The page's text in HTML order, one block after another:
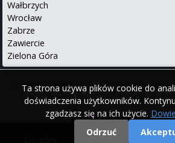
Ta strona używa plików cookie do
doświadczenia użytkowników.
zgadzasz się na ich użycie.
Odrzuć
Wałbrzych
Wrocław
Zabrze
Zawiercie
Zielona Góra
O serwisie•Polityka prywatności•
English
© 2000 - 2026